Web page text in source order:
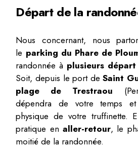
Départ de la
Nous concernant, nous
le parking du Phare de
randonnée à plusieurs départ
Soit, depuis le port de Saint
plage de Trestraou
dépendra de votre temps
physique de votre truffinette.
pratique en aller-retour, le
moitié de la randonnée.